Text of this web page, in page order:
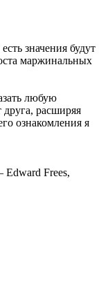
значения будут
маржинальных
любую
друга, расширяя
ознакомления я
Frees,